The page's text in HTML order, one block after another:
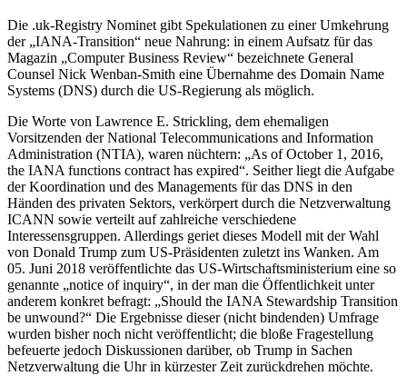
Die .uk-Registry Nominet gibt Spekulationen zu einer Umkehrung
der „IANA-Transition“ neue Nahrung: in einem Aufsatz für das
Magazin „Computer Business Review“ bezeichnete General
Counsel Nick Wenban-Smith eine Übernahme des Domain Name
Systems (DNS) durch die US-Regierung als möglich.
Die Worte von Lawrence E. Strickling, dem ehemaligen
Vorsitzenden der National Telecommunications and Information
Administration (NTIA), waren nüchtern: „As of October 1, 2016,
the IANA functions contract has expired“. Seither liegt die Aufgabe
der Koordination und des Managements für das DNS in den
Händen des privaten Sektors, verkörpert durch die Netzverwaltung
ICANN sowie verteilt auf zahlreiche verschiedene
Interessensgruppen. Allerdings geriet dieses Modell mit der Wahl
von Donald Trump zum US-Präsidenten zuletzt ins Wanken. Am
05. Juni 2018 veröffentlichte das US-Wirtschaftsministerium eine so
genannte „notice of inquiry“, in der man die Öffentlichkeit unter
anderem konkret befragt: „Should the IANA Stewardship Transition
be unwound?“ Die Ergebnisse dieser (nicht bindenden) Umfrage
wurden bisher noch nicht veröffentlicht; die bloße Fragestellung
befeuerte jedoch Diskussionen darüber, ob Trump in Sachen
Netzverwaltung die Uhr in kürzester Zeit zurückdrehen möchte.